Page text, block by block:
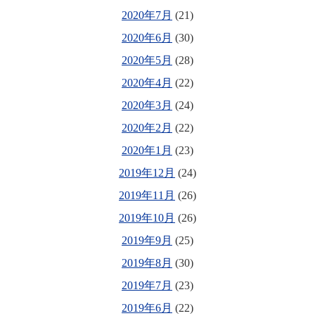
2020年7月 (21)
2020年6月 (30)
2020年5月 (28)
2020年4月 (22)
2020年3月 (24)
2020年2月 (22)
2020年1月 (23)
2019年12月 (24)
2019年11月 (26)
2019年10月 (26)
2019年9月 (25)
2019年8月 (30)
2019年7月 (23)
2019年6月 (22)